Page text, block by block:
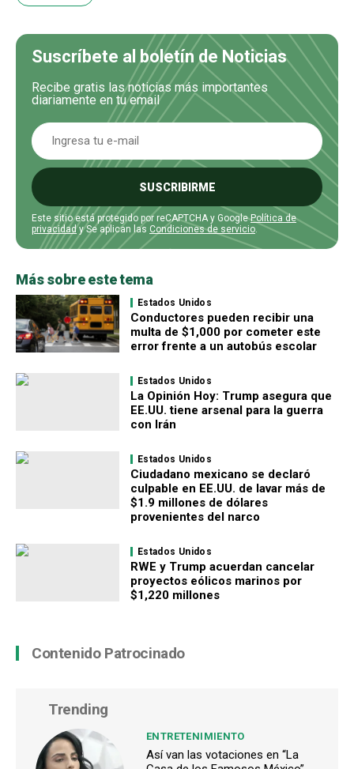
Suscríbete al boletín de Noticias
Recibe gratis las noticias más importantes
diariamente en tu email
SUSCRIBIRME
Este sitio está protegido por reCAPTCHA y GooglePolítica de
privacidady Se aplican las Condiciones de servicio.
Más sobre este tema
Estados Unidos
Conductores pueden recibir una
multa de $1,000 por cometer este
error frente a un autobús escolar
Estados Unidos
La Opinión Hoy: Trump asegura que
EE.UU. tiene arsenal para la guerra
con Irán
Estados Unidos
Ciudadano mexicano se declaró
culpable en EE.UU. de lavar más de
$1.9 millones de dólares
provenientes del narco
Estados Unidos
RWE y Trump acuerdan cancelar
proyectos eólicos marinos por
$1,220 millones
Contenido Patrocinado
Trending
ENTRETENIMIENTO
Así van las votaciones en “La